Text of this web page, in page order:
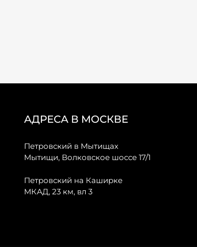
АДРЕСА В МОСКВЕ
Петровский в Мытищах
Мытищи, Волковское шоссе 17/1
Петровский на Каширке
МКАД, 23 км, вл 3